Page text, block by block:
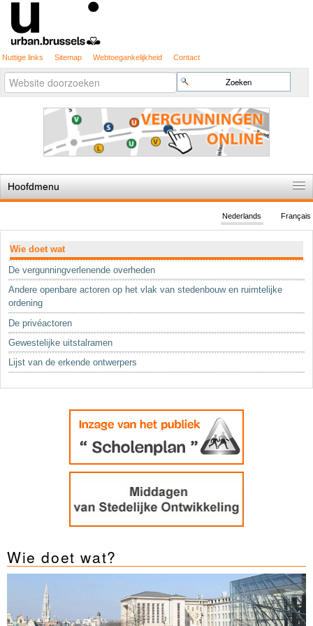
Nuttige links Sitemap Webtoegankelijkheid Contact
Zoek
Geavanceerd
zoeken...
Hoofdmenu
De spelregels
Stedenbouwkundige vergunning
Cartografie
Studies en publicaties
Sleutelwoorden
Stedenbouwkundige inlichtingen
Français
Nederlands
Wie doet wat
De vergunningverlenende overheden
Andere openbare actoren op het vlak van stedenbouw en ruimtelijke
ordening
De privéactoren
Gewestelijke uitstalramen
Lijst van de erkende ontwerpers
Wie doet wat?